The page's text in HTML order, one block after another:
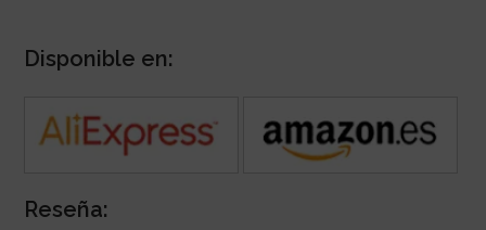
Disponible en:
Reseña: